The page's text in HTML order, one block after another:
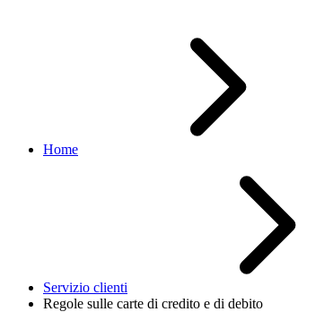
Home
Servizio clienti
Regole sulle carte di credito e di debito